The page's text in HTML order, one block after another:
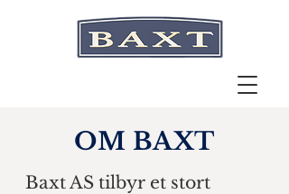
OM BAXT
Baxt AS tilbyr et stort